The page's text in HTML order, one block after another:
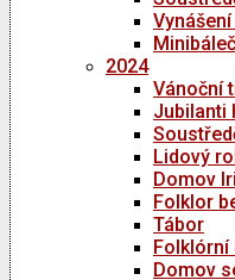
2024
Vánoční
Jubilanti
Lidový
Domov
Folklor
Tábor
Folklórní
Domov